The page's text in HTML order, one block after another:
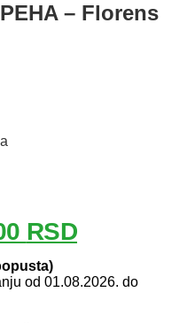
– Florens
RSDTrenutna
cena
440.00 RSD.
od 01.08.2026. do